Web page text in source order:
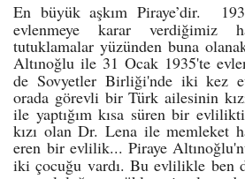
En büyük aşkım Piraye’dir.
evlenmeye karar verdiğimiz
tutuklamalar yüzünden buna
Altınoğlu ile 31 Ocak 1935'te
de Sovyetler Birliği'nde iki kez
orada görevli bir Türk ailesinin
ile yaptığım kısa süren bir
kızı olan Dr. Lena ile memleket
eren bir evlilik... Piraye
iki çocuğu vardı. Bu evlilikle